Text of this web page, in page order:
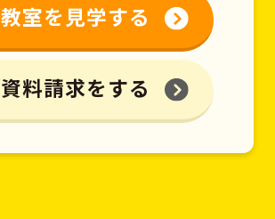
教室を見学する
資料請求をする